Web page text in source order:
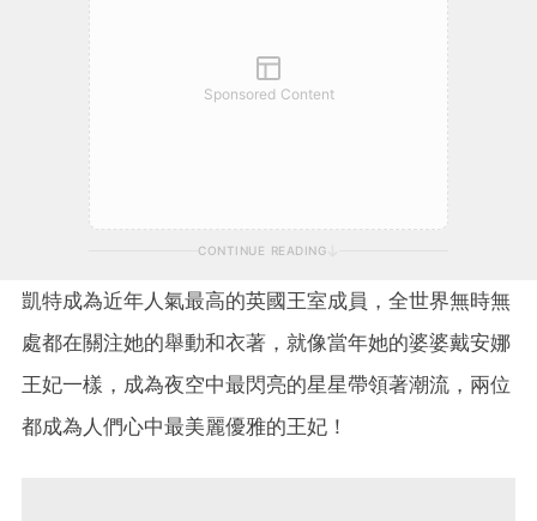
Sponsored Content
CONTINUE READING
凱特成為近年人氣最高的英國王室成員，全世界無時無
處都在關注她的舉動和衣著，就像當年她的婆婆戴安娜
王妃一樣，成為夜空中最閃亮的星星帶領著潮流，兩位
都成為人們心中最美麗優雅的王妃！